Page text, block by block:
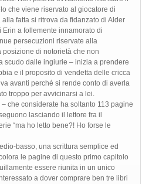
che viene riservato al giocatore di
fatta si ritrova da fidanzato di Alder
a follemente innamorato di
persecuzioni riservate alla
di notorietà che non
scudo dalle ingiurie – inizia a prendere
e il proposito di vendetta delle cricca
avanti perché si rende conto di averla
troppo per avvicinarsi a lei.
che considerate ha soltanto 113 pagine
lasciando il lettore fra il
“ma ho letto bene?! Ho forse le
basso, una scrittura semplice ed
le pagine di questo primo capitolo
essere riunita in un unico
a dover comprare ben tre libri